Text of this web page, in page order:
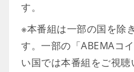
す。
※本番組は一部の国を除
す。一部の「ABEMAコ
い国では本番組をご視聴